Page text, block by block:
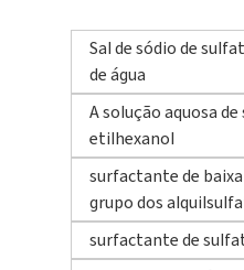
Sal de sódio de
de água
A solução aquosa
etilhexanol
surfactante de
grupo dos
surfactante de